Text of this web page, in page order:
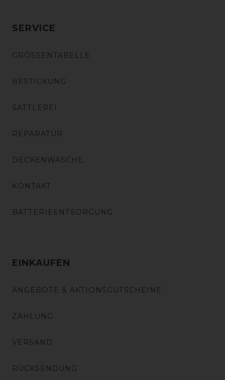
SERVICE
GRÖSSENTABELLE
BESTICKUNG
SATTLEREI
REPARATUR
DECKENWÄSCHE
KONTAKT
BATTERIEENTSORGUNG
EINKAUFEN
ANGEBOTE & AKTIONSGUTSCHEINE
ZAHLUNG
VERSAND
RÜCKSENDUNG